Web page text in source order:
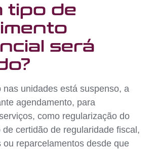
tipo de
será
nas unidades está suspenso, a
agendamento, para
como regularização do
de certidão de regularidade fiscal,
ou reparcelamentos desde que